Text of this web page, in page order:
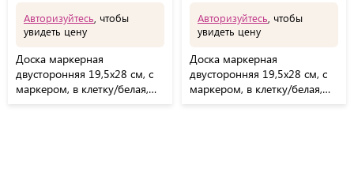
Авторизуйтесь , чтобы
увидеть цену
Доска маркерная
двусторонняя 19,5x28 см, с
маркером, в клетку/белая,
Авторизуйтесь , чтобы
увидеть цену
Доска маркерная
двусторонняя 19,5x28 см, с
маркером, в клетку/белая,